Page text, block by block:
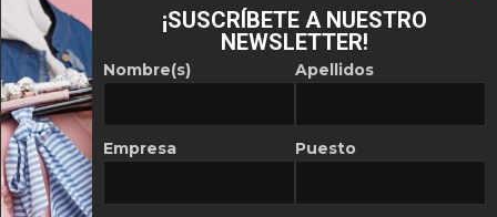
¡SUSCRÍBETE A NUESTRO
NEWSLETTER!
Nombre(s)
Empresa
Apellidos
Puesto